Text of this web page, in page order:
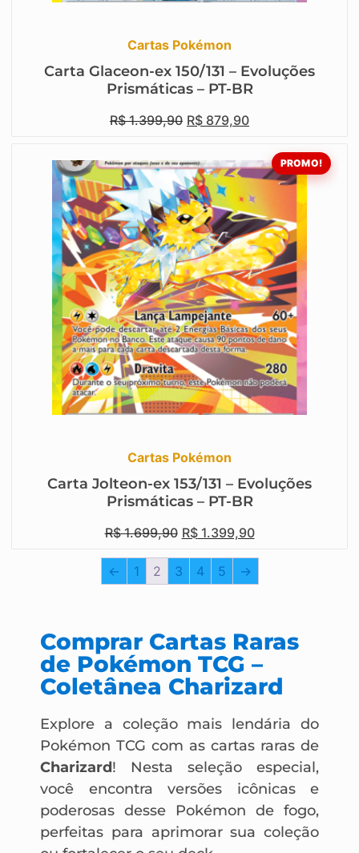
Cartas Pokémon
Carta Glaceon-ex 150/131 – Evoluções
Prismáticas – PT-BR
R$1.399,90 R$ 879,90
PROMO!
Cartas Pokémon
Carta Jolteon-ex 153/131 – Evoluções
Prismáticas – PT-BR
R$1.699,90 R$1.399,90
← 1 2 3 4 5 →
Comprar Cartas Raras
de Pokémon TCG –
Coletânea Charizard
Explore a coleção mais lendária do
Pokémon TCG com as cartas raras de
Charizard! Nesta seleção especial,
você encontra versões icônicas e
poderosas desse Pokémon de fogo,
perfeitas para aprimorar sua coleção